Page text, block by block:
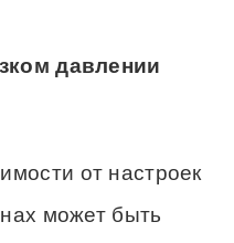
давлении
от настроек
может быть